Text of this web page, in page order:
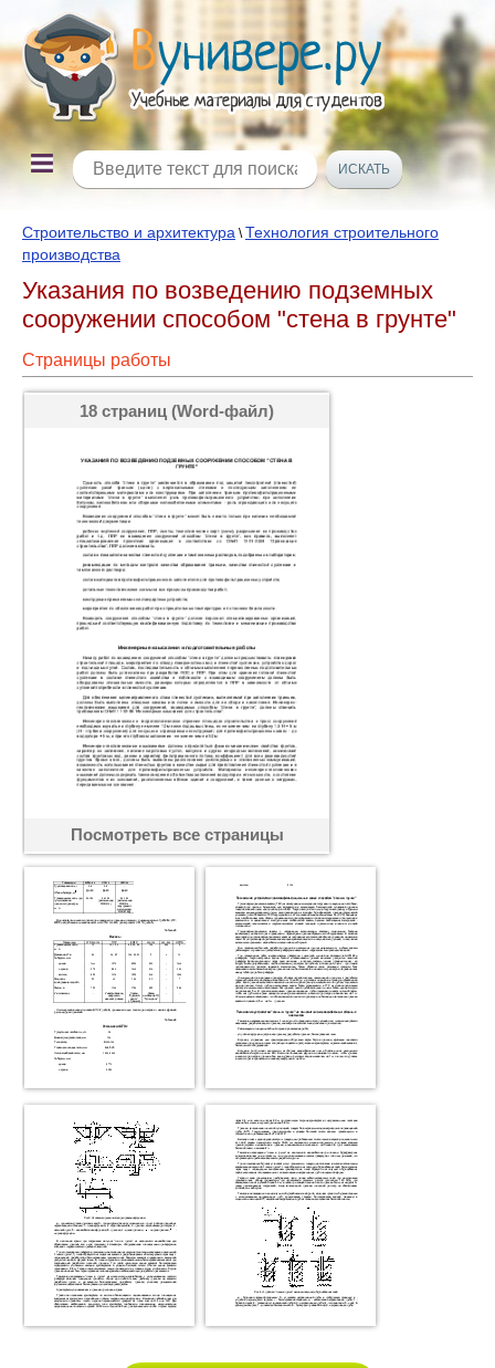
Строительство и архитектура \Технология строительного
производства
Указания по возведению подземных
сооружении способом "стена в грунте"
Страницы работы
18 страниц (Word-файл)
Посмотреть все страницы